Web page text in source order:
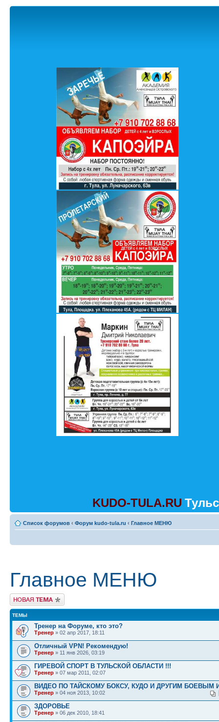
KUDO-TULA.RU
Список форумов ‹ Форум kudo-tula.ru ‹ Главное МЕНЮ
Главное МЕНЮ
Начать новую тему
ТЕМЫ
Тренер на Форуме, кто это?
Тренер » 02 апр 2017, 18:11
Отличный VPN! Рекомендую!
Тренер » 11 янв 2026, 03:19
ГИРЕВОЙ СПОРТ В ТУЛЬСКОЙ ОБЛАСТИ !!!
Тренер » 07 мар 2011, 02:07
ВИДЕО ПО ТАЙСКОМУ БОКСУ, КУДО И ДРУГИМ БОЕВЫМ
Тренер » 04 ноя 2013, 10:02
ЗДОРОВЬЕ
Тренер » 06 дек 2010, 18:41